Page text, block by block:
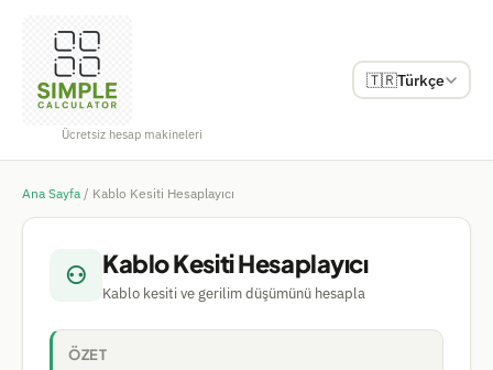
Ücretsiz hesap makineleri
🇹🇷Türkçe
Ana Sayfa / Kablo Kesiti Hesaplayıcı
⚇ Kablo Kesiti Hesaplayıcı
Kablo kesiti ve gerilim düşümünü hesapla
ÖZET